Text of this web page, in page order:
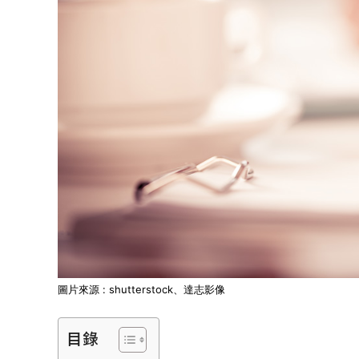
圖片來源 : shutterstock、達志影像
目錄